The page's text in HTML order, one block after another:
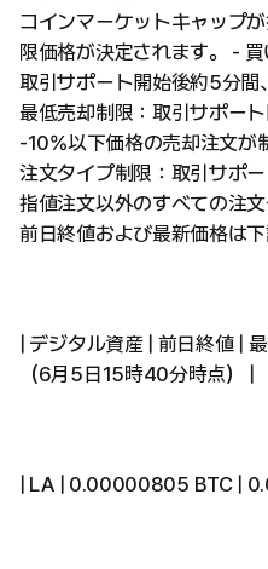
コインマーケットキャップ
限価格が決定されます。 - 買
取引サポート開始後約5分
最低売却制限：取引サポー
-10%以下価格の売却注文が
注文タイプ制限：取引サポ
指値注文以外のすべての注
前日終値および最新価格は
| デジタル資産 | 前日終値 |
（6月5日15時40分時点） |
| LA | 0.00000805 BTC |